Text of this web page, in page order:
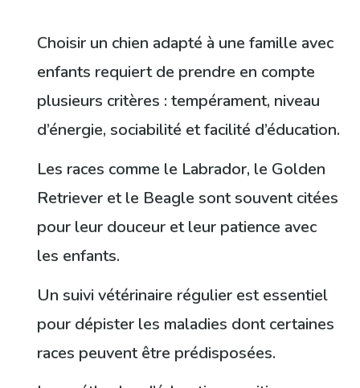
Choisir un chien adapté à une famille avec
enfants requiert de prendre en compte
plusieurs critères : tempérament, niveau
d’énergie, sociabilité et facilité d’éducation.
Les races comme le Labrador, le Golden
Retriever et le Beagle sont souvent citées
pour leur douceur et leur patience avec
les enfants.
Un suivi vétérinaire régulier est essentiel
pour dépister les maladies dont certaines
races peuvent être prédisposées.